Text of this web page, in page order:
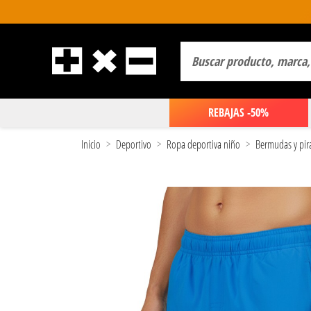
REBAJAS -50%
Inicio Deportivo Ropa deportiva niño Bermudas y